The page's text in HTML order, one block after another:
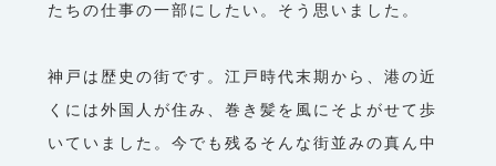
たちの仕事の一部にしたい。そう思いました。
神戸は歴史の街です。江戸時代末期から、港の近
くには外国人が住み、巻き髪を風にそよがせて歩
いていました。今でも残るそんな街並みの真ん中